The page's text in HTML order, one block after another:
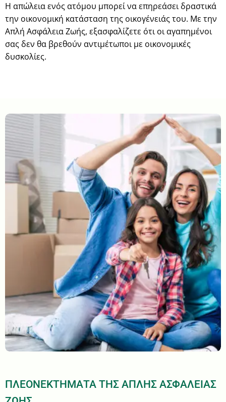
Η απώλεια ενός ατόμου μπορεί να επηρεάσει δραστικά
την οικονομική κατάσταση της οικογένειάς του. Με την
Απλή Ασφάλεια Ζωής, εξασφαλίζετε ότι οι αγαπημένοι
σας δεν θα βρεθούν αντιμέτωποι με οικονομικές
δυσκολίες.
ΠΛΕΟΝΕΚΤΗΜΑΤΑ ΤΗΣ ΑΠΛΗΣ ΑΣΦΑΛΕΙΑΣ